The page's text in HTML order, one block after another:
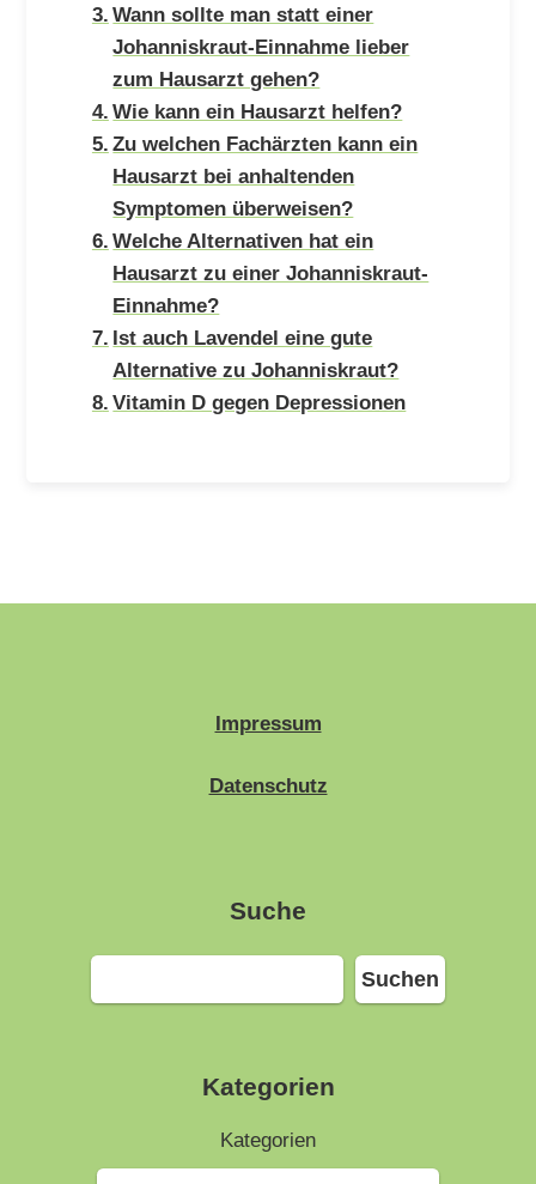
Wann sollte man statt einer
Johanniskraut-Einnahme lieber
zum Hausarzt gehen?
Wie kann ein Hausarzt helfen?
Zu welchen Fachärzten kann ein
Hausarzt bei anhaltenden
Symptomen überweisen?
Welche Alternativen hat ein
Hausarzt zu einer Johanniskraut-
Einnahme?
Ist auch Lavendel eine gute
Alternative zu Johanniskraut?
Vitamin D gegen Depressionen
Impressum
Datenschutz
Suche
Suchen
Suchen
Kategorien
Kategorien